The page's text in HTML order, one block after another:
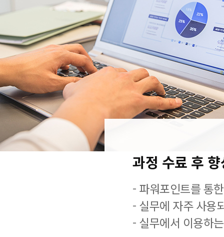
과정 수료 후
- 파워포인트를 통
- 실무에 자주 사용
- 실무에서 이용하